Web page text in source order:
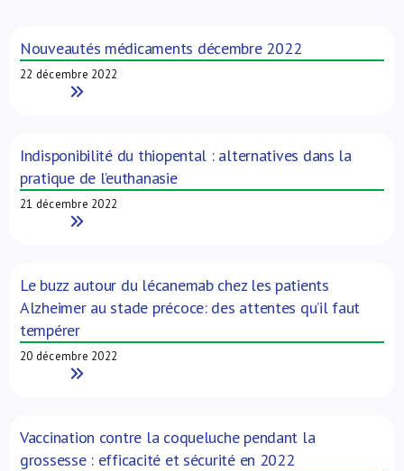
NL
Nouveautés médicaments décembre 2022
22 décembre 2022
Read More
Indisponibilité du thiopental : alternatives dans la
pratique de l’euthanasie
21 décembre 2022
Read More
Le buzz autour du lécanemab chez les patients
Alzheimer au stade précoce: des attentes qu’il faut
tempérer
20 décembre 2022
Read More
Vaccination contre la coqueluche pendant la
grossesse : efficacité et sécurité en 2022